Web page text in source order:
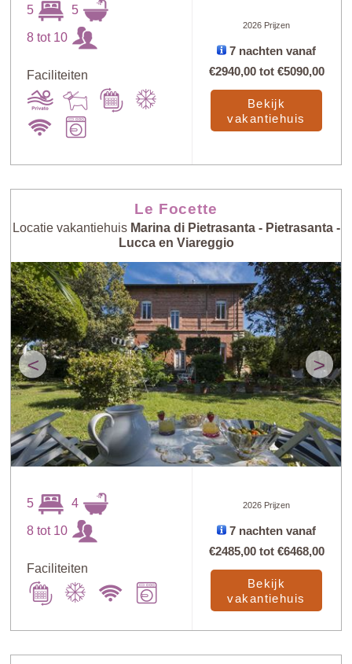
5 5
8 tot 10
Faciliteiten
2026 Prijzen
7 nachten vanaf
€2940,00tot €5090,00
Bekijk
vakantiehuis
Le Focette
Locatie vakantiehuis Marina di Pietrasanta - Pietrasanta -
Lucca en Viareggio
< >
5 4
8 tot 10
Faciliteiten
2026 Prijzen
7 nachten vanaf
€2485,00tot €6468,00
Bekijk
vakantiehuis